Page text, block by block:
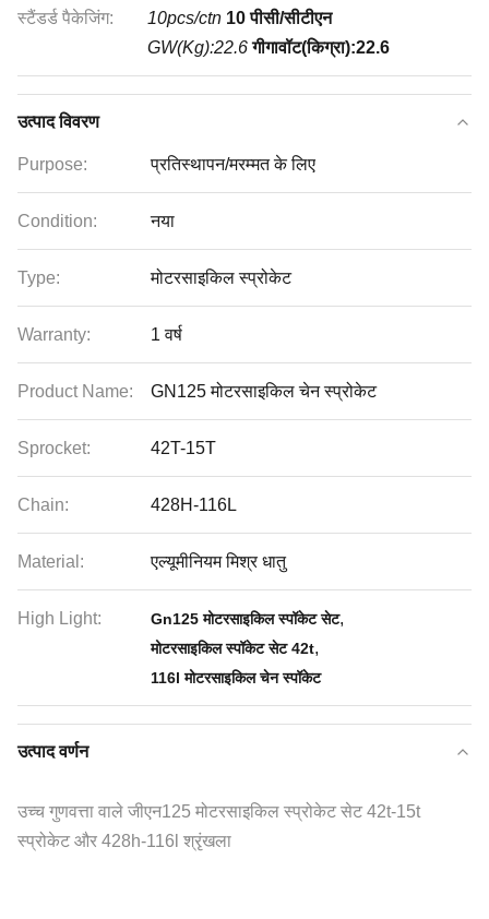
स्टैंडर्ड पैकेजिंग: 10pcs/ctn 10 पीसी/सीटीएन
GW(Kg):22.6 गीगावॉट(किग्रा):22.6
उत्पाद विवरण
Purpose: प्रतिस्थापन/मरम्मत के लिए
Condition: नया
Type: मोटरसाइकिल स्प्रोकेट
Warranty: 1 वर्ष
Product Name: GN125 मोटरसाइकिल चेन स्प्रोकेट
Sprocket: 42T-15T
Chain: 428H-116L
Material: एल्यूमीनियम मिश्र धातु
High Light: Gn125 मोटरसाइकिल स्पॉकेट सेट,
मोटरसाइकिल स्पॉकेट सेट 42t,
116l मोटरसाइकिल चेन स्पॉकेट
उत्पाद वर्णन
उच्च गुणवत्ता वाले जीएन125 मोटरसाइकिल स्प्रोकेट सेट 42t-15t
स्प्रोकेट और 428h-116l श्रृंखला